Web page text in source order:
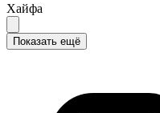
Хайфа
Показать ещё